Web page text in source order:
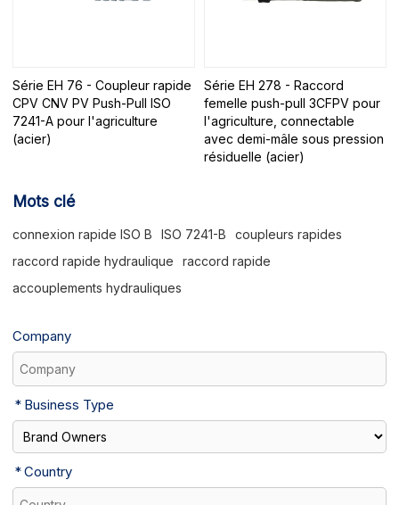
Série EH 76 - Coupleur rapide
CPV CNV PV Push-Pull ISO
7241-A pour l'agriculture
(acier)
Série EH 278 - Raccord
femelle push-pull 3CFPV pour
l'agriculture, connectable
avec demi-mâle sous pression
résiduelle (acier)
Mots clé
connexion rapide ISO B ISO 7241-B
coupleurs rapides
raccord rapide hydraulique
raccord rapide
accouplements hydrauliques
Company
Business Type
Country